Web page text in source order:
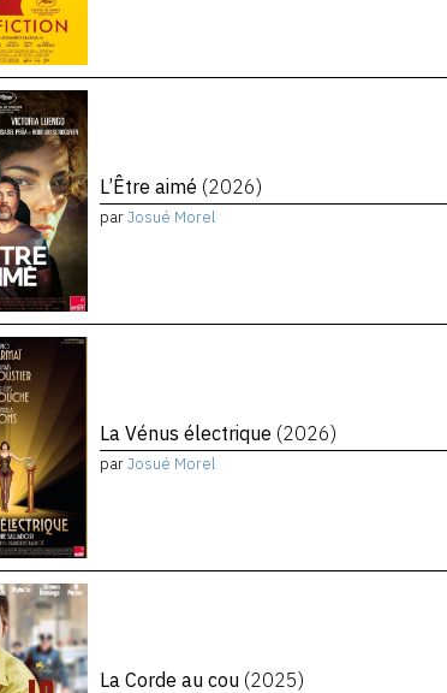
L’Être aimé (2026)
parJosué Morel
La Vénus électrique (2026)
parJosué Morel
La Corde au cou (2025)